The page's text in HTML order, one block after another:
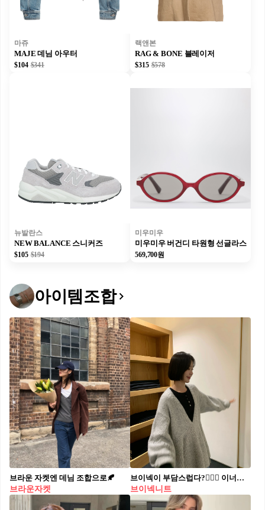
마쥬
MAJE 데님 아우터
$104 $341
랙앤본
RAG & BONE 블레이저
$315 $578
뉴발란스
NEW BALANCE 스니커즈
$105 $194
미우미우
미우미우 버건디 타원형 선글라스
569,700원
아이템조합
브라운 자켓엔 데님 조합으로🍂
브라운자켓
브이넥이 부담스럽다?🙅🏻‍♀️ 이너티 레이어링 해서 깔끔한 넥 라인 만들어보자💡🧶
브이넥니트